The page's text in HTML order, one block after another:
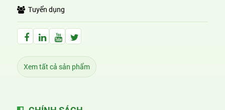
Tuyển dụng
Facebook Huỳnh Gia Alpha
LinkedIn Huỳnh Gia Alpha
YouTube Huỳnh Gia Alpha
Twitter Huỳnh Gia Alpha
Xem tất cả sản phẩm